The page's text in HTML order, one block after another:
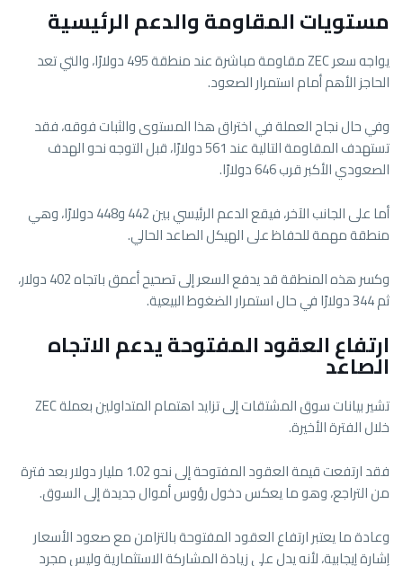
مستويات المقاومة والدعم الرئيسية
يواجه سعر ZEC مقاومة مباشرة عند منطقة 495 دولارًا، والتي تعد
الحاجز الأهم أمام استمرار الصعود.
وفي حال نجاح العملة في اختراق هذا المستوى والثبات فوقه، فقد
تستهدف المقاومة التالية عند 561 دولارًا، قبل التوجه نحو الهدف
الصعودي الأكبر قرب 646 دولارًا.
أما على الجانب الآخر، فيقع الدعم الرئيسي بين 442 و448 دولارًا، وهي
منطقة مهمة للحفاظ على الهيكل الصاعد الحالي.
وكسر هذه المنطقة قد يدفع السعر إلى تصحيح أعمق باتجاه 402 دولار،
ثم 344 دولارًا في حال استمرار الضغوط البيعية.
ارتفاع العقود المفتوحة يدعم الاتجاه
الصاعد
تشير بيانات سوق المشتقات إلى تزايد اهتمام المتداولين بعملة ZEC
خلال الفترة الأخيرة.
فقد ارتفعت قيمة العقود المفتوحة إلى نحو 1.02 مليار دولار بعد فترة
من التراجع، وهو ما يعكس دخول رؤوس أموال جديدة إلى السوق.
وعادة ما يعتبر ارتفاع العقود المفتوحة بالتزامن مع صعود الأسعار
إشارة إيجابية، لأنه يدل على زيادة المشاركة الاستثمارية وليس مجرد